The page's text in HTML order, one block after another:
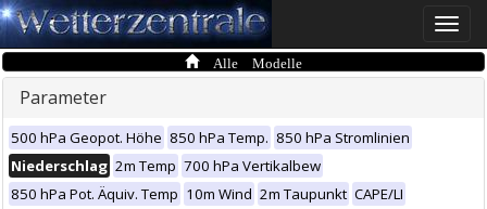
Toggle
Alle Modelle
Parameter
500 hPa Geopot. Höhe 850 hPa Temp. 850 hPa Stromlinien
Niederschlag 2m Temp 700 hPa Vertikalbew
850 hPa Pot. Äquiv. Temp 10m Wind 2m Taupunkt CAPE/LI